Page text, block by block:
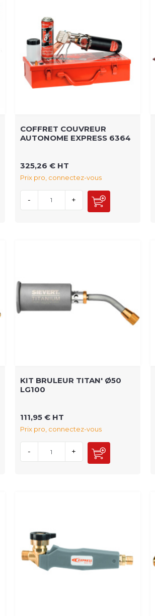
COFFRET COUVREUR
AUTONOME EXPRESS 6364
325,26 € HT
Prix pro, connectez-vous
- +
KIT BRULEUR TITAN' Ø50
LG100
111,95 € HT
Prix pro, connectez-vous
- +